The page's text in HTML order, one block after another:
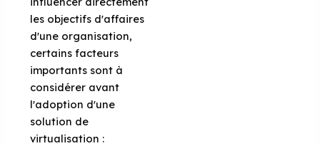
les objectifs d'affaires
d'une organisation,
certains facteurs
importants sont à
considérer avant
l'adoption d'une
solution de
virtualisation :